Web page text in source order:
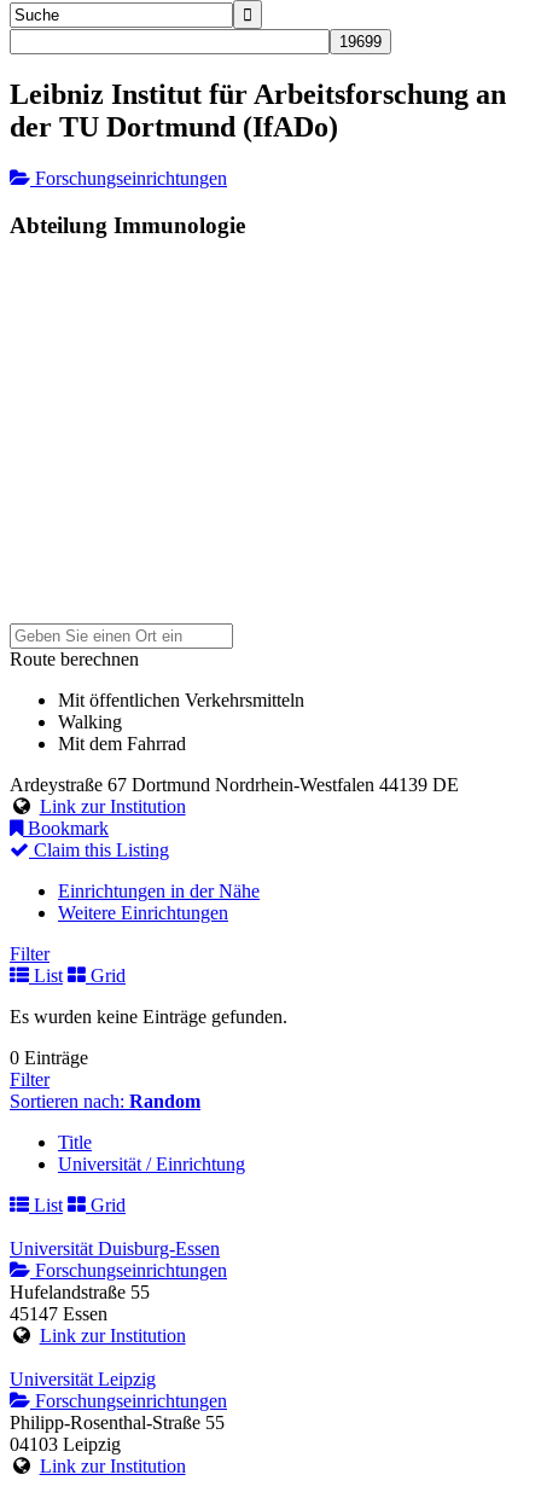
Leibniz Institut für Arbeitsforschung an
der TU Dortmund (IfADo)
Forschungseinrichtungen
Abteilung Immunologie
Route berechnen
Mit öffentlichen Verkehrsmitteln
Walking
Mit dem Fahrrad
Ardeystraße 67 Dortmund Nordrhein-Westfalen 44139 DE
Link zur Institution
Bookmark
Claim this Listing
Einrichtungen in der Nähe
Weitere Einrichtungen
Filter
List
Grid
Es wurden keine Einträge gefunden.
0 Einträge
Filter
Sortieren nach: Random
Title
Universität / Einrichtung
List
Grid
Universität Duisburg-Essen
Forschungseinrichtungen
Hufelandstraße 55
45147 Essen
Link zur Institution
Universität Leipzig
Forschungseinrichtungen
Philipp-Rosenthal-Straße 55
04103 Leipzig
Link zur Institution